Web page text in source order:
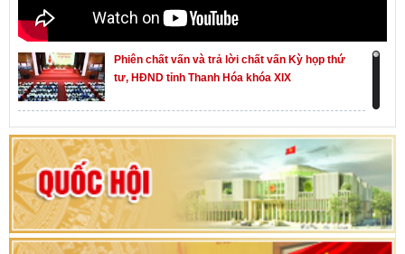
Phiên chất vấn và trả lời chất vấn Kỳ họp thứ
tư, HĐND tỉnh Thanh Hóa khóa XIX
Khai mạc kỳ họp thứ Nhất, Quốc hội khóa XVI
Hướng dẫn quy trình bỏ phiếu bầu cử ĐBQH
khoá XVI và đại biểu HĐND các cấp nhiệm kỳ
2026-2031